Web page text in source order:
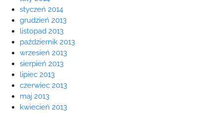
styczeń 2014
grudzień 2013
listopad 2013
październik 2013
wrzesień 2013
sierpień 2013
lipiec 2013
czerwiec 2013
maj 2013
kwiecień 2013